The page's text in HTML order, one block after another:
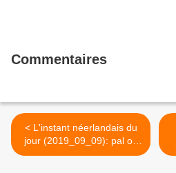
Commentaires
< L'instant néerlandais du
jour (2019_09_09): pal op
de grens